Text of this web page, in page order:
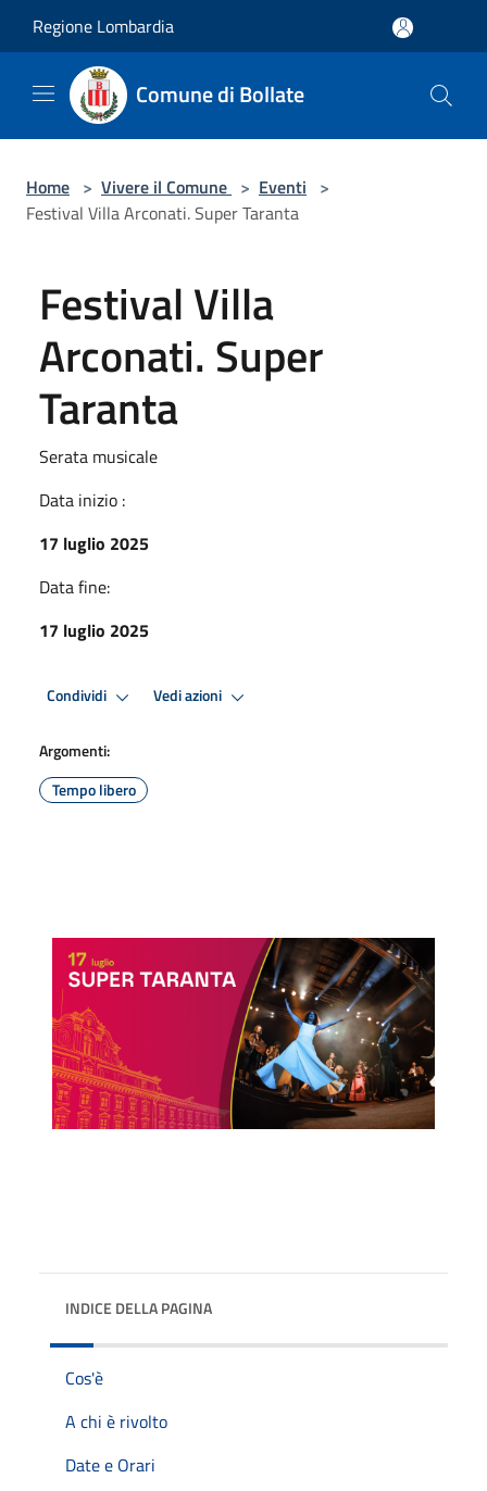
Regione Lombardia
Comune di Bollate
Home > Vivere il Comune > Eventi >
Festival Villa Arconati. Super Taranta
Festival Villa
Arconati. Super
Taranta
Serata musicale
Data inizio :
17 luglio 2025
Data fine:
17 luglio 2025
Condividi Vedi azioni
Argomenti:
Tempo libero
INDICE DELLA PAGINA
Cos'è
A chi è rivolto
Date e Orari